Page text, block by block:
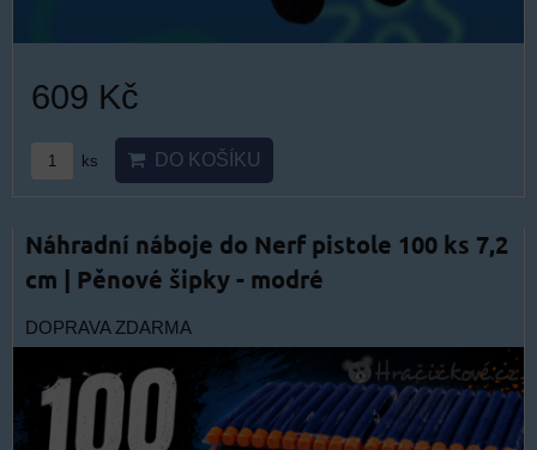
609 Kč
ks DO KOŠÍKU
Náhradní náboje do Nerf pistole 100 ks 7,2
cm | Pěnové šipky - modré
DOPRAVA ZDARMA